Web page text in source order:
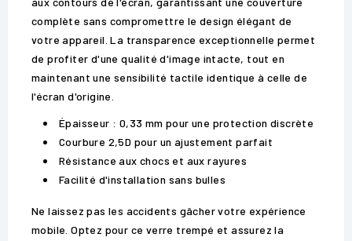
complète sans compromettre le design élégant de
votre appareil. La transparence exceptionnelle permet
de profiter d'une qualité d'image intacte, tout en
maintenant une sensibilité tactile identique à celle de
l'écran d'origine.
Épaisseur : 0,33 mm pour une protection discrète
Courbure 2,5D pour un ajustement parfait
Résistance aux chocs et aux rayures
Facilité d'installation sans bulles
Ne laissez pas les accidents gâcher votre expérience
mobile. Optez pour ce verre trempé et assurez la